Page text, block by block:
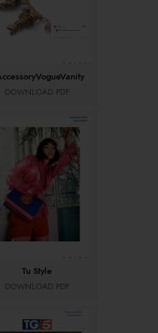
DOWNLOAD PDF
Tu Style
DOWNLOAD PDF